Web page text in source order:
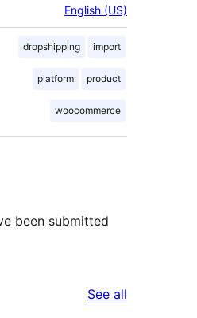
English (US)
dropshipping import
platform product
woocommerce
been submitted
See all